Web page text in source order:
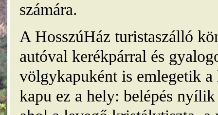
számára.
A HosszúHáz turistaszálló
autóval kerékpárral és
völgykapuként is emlegetik
kapu ez a hely: belépés